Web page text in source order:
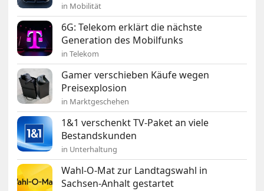
in Mobilität
6G: Telekom erklärt die nächste
Generation des Mobilfunks
in Telekom
Gamer verschieben Käufe wegen
Preisexplosion
in Marktgeschehen
1&1 verschenkt TV-Paket an viele
Bestandskunden
in Unterhaltung
Wahl-O-Mat zur Landtagswahl in
Sachsen-Anhalt gestartet